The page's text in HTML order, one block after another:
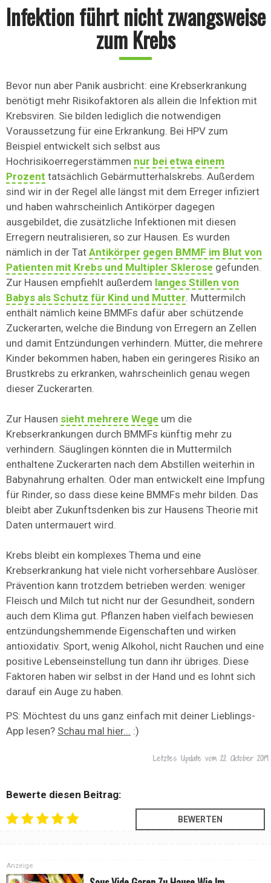
Infektion führt nicht zwangsweise
zum Krebs
Bevor nun aber Panik ausbricht: eine Krebserkrankung
benötigt mehr Risikofaktoren als allein die Infektion mit
Krebsviren. Sie bilden lediglich die notwendigen
Voraussetzung für eine Erkrankung. Bei HPV zum
Beispiel entwickelt sich selbst aus
Hochrisikoerregerstämmen nur bei etwa einem
Prozent tatsächlich Gebärmutterhalskrebs. Außerdem
sind wir in der Regel alle längst mit dem Erreger infiziert
und haben wahrscheinlich Antikörper dagegen
ausgebildet, die zusätzliche Infektionen mit diesen
Erregern neutralisieren, so zur Hausen. Es wurden
nämlich in der Tat Antikörper gegen BMMF im Blut von
Patienten mit Krebs und Multipler Sklerose gefunden.
Zur Hausen empfiehlt außerdem langes Stillen von
Babys als Schutz für Kind und Mutter. Muttermilch
enthält nämlich keine BMMFs dafür aber schützende
Zuckerarten, welche die Bindung von Erregern an Zellen
und damit Entzündungen verhindern. Mütter, die mehrere
Kinder bekommen haben, haben ein geringeres Risiko an
Brustkrebs zu erkranken, wahrscheinlich genau wegen
dieser Zuckerarten.
Zur Hausen sieht mehrere Wege um die
Krebserkrankungen durch BMMFs künftig mehr zu
verhindern. Säuglingen könnten die in Muttermilch
enthaltene Zuckerarten nach dem Abstillen weiterhin in
Babynahrung erhalten. Oder man entwickelt eine Impfung
für Rinder, so dass diese keine BMMFs mehr bilden. Das
bleibt aber Zukunftsdenken bis zur Hausens Theorie mit
Daten untermauert wird.
Krebs bleibt ein komplexes Thema und eine
Krebserkrankung hat viele nicht vorhersehbare Auslöser.
Prävention kann trotzdem betrieben werden: weniger
Fleisch und Milch tut nicht nur der Gesundheit, sondern
auch dem Klima gut. Pflanzen haben vielfach bewiesen
entzündungshemmende Eigenschaften und wirken
antioxidativ. Sport, wenig Alkohol, nicht Rauchen und eine
positive Lebenseinstellung tun dann ihr übriges. Diese
Faktoren haben wir selbst in der Hand und es lohnt sich
darauf ein Auge zu haben.
PS: Möchtest du uns ganz einfach mit deiner Lieblings-
App lesen? Schau mal hier... :)
Letztes Update vom 22 Oktober 2019
Bewerte diesen Beitrag:
Anzeige